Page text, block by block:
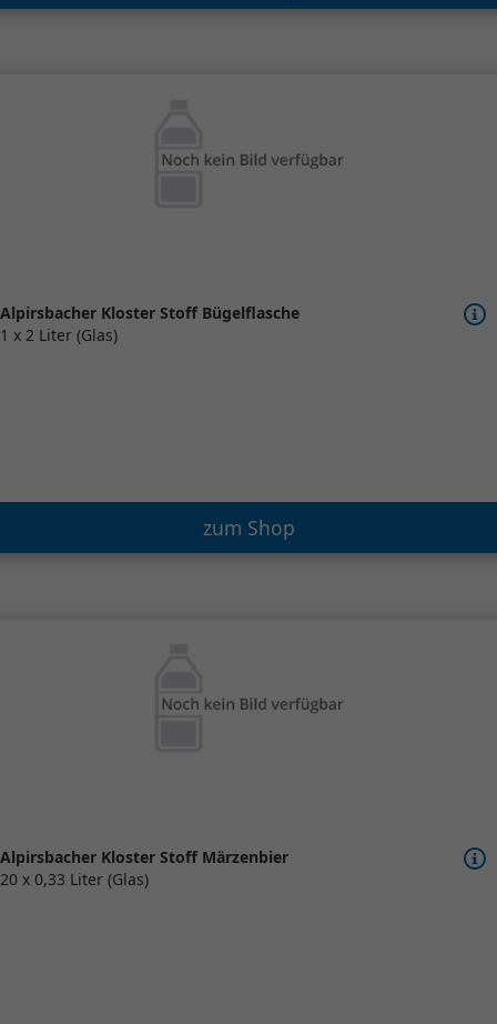
Alpirsbacher Kloster Stoff Bügelflasche
1 x 2 Liter (Glas)
zum Shop
Alpirsbacher Kloster Stoff Märzenbier
20 x 0,33 Liter (Glas)